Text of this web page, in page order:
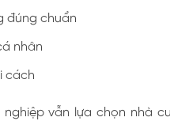
đúng chuẩn
nhân
cách
nghiệp vẫn lựa chọn nhà